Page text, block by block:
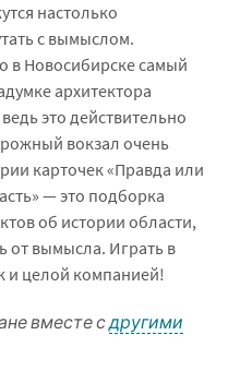
настолько
с вымыслом.
в Новосибирске самый
архитектора
это действительно
вокзал очень
карточек «Правда или
— это подборка
об истории области,
от вымысла. Играть в
и целой компанией!
вместе сдругими